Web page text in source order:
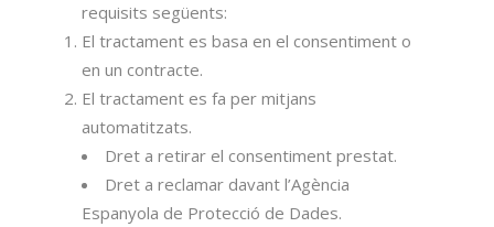
requisits següents:
El tractament es basa en el consentiment o
en un contracte.
El tractament es fa per mitjans
automatitzats.
Dret a retirar el consentiment prestat.
Dret a reclamar davant l’Agència
Espanyola de Protecció de Dades.